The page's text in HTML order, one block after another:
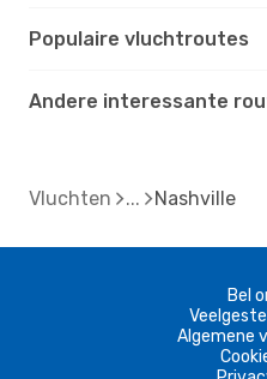
Populaire vluchtroutes
Andere interessante
Vluchten Nashville
Bel
Algemene